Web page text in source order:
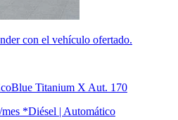
con el vehículo ofertado.
Titanium X Aut. 170
*Diésel | Automático